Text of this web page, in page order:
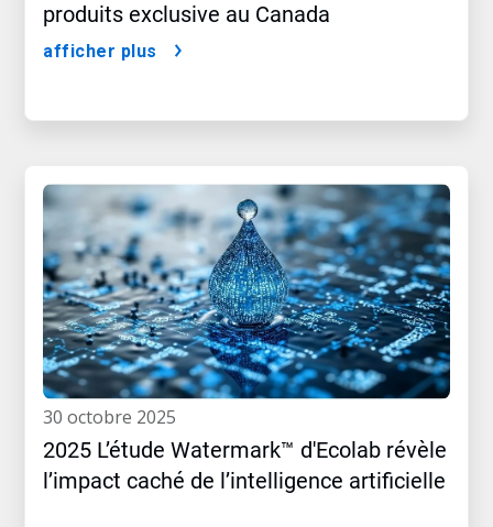
produits exclusive au Canada
afficher plus
30 octobre 2025
2025 L’étude Watermark™ d'Ecolab révèle
l’impact caché de l’intelligence artificielle